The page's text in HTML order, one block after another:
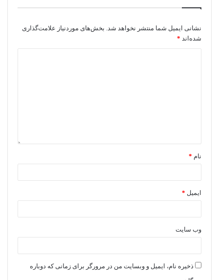
نشانی ایمیل شما منتشر نخواهد شد. بخش‌های موردنیاز علامت‌گذاری
شده‌اند *
نام *
ایمیل *
وب‌ سایت
ذخیره نام، ایمیل و وبسایت من در مرورگر برای زمانی که دوباره